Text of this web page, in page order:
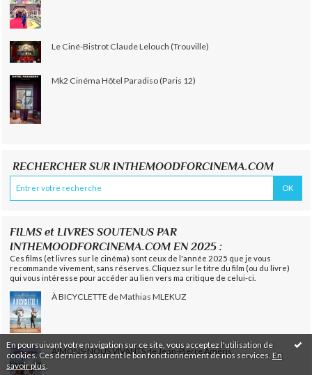
En poursuivant votre navigation sur ce site, vous acceptez l'utilisation de
cookies. Ces derniers assurent le bon fonctionnement de nos services. En
savoir plus
Le Ciné-Bistrot Claude Lelouch (Trouville)
Mk2 Cinéma Hôtel Paradiso (Paris 12)
RECHERCHER SUR INTHEMOODFORCINEMA.COM
FILMS et LIVRES SOUTENUS PAR
INTHEMOODFORCINEMA.COM EN 2025 :
Ces films (et livres sur le cinéma) sont ceux de l'année 2025 que je vous
recommande vivement, sans réserves. Cliquez sur le titre du film (ou du livre)
qui vous intéresse pour accéder au lien vers ma critique de celui-ci.
À BICYCLETTE de Mathias MLEKUZ
AIMONS-NOUS VIVANTS de Jean-Pierre Améris